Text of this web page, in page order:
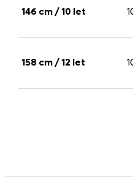
146 cm / 10 let
158 cm / 12 let